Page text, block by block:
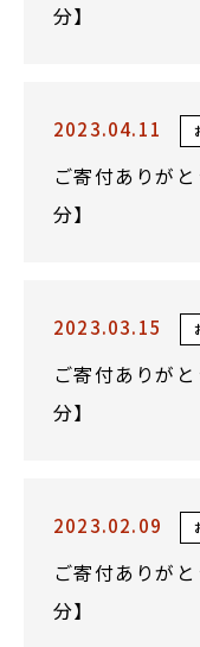
分】
2023.04.11
ご寄付ありが
分】
2023.03.15
ご寄付ありが
分】
2023.02.09
ご寄付ありが
分】